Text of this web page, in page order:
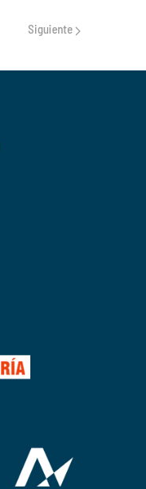
Siguiente